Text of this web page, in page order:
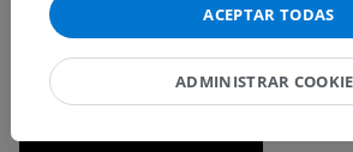
ACEPTAR TODAS
ADMINISTRAR